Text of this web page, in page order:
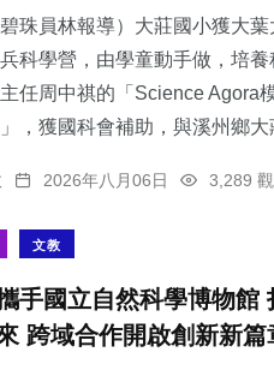
碧珠員林報導）大莊國小獲大
科學營，由學童動手做，培
任周中祺的「Science Agora
，獲國科會補助，與溪州鄉大
2026年八月06日 3,289
文教
手國立自然科學博物館
跨域合作開啟創新新篇